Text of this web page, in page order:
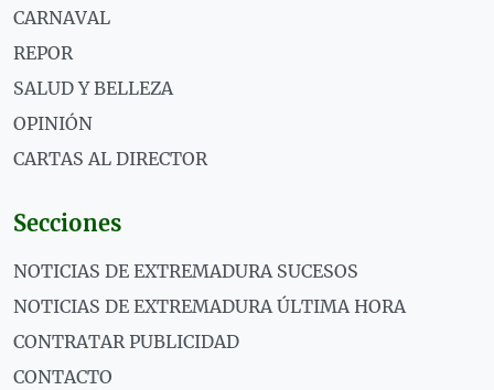
CARNAVAL
REPOR
SALUD Y BELLEZA
OPINIÓN
CARTAS AL DIRECTOR
Secciones
NOTICIAS DE EXTREMADURA SUCESOS
NOTICIAS DE EXTREMADURA ÚLTIMA HORA
CONTRATAR PUBLICIDAD
CONTACTO